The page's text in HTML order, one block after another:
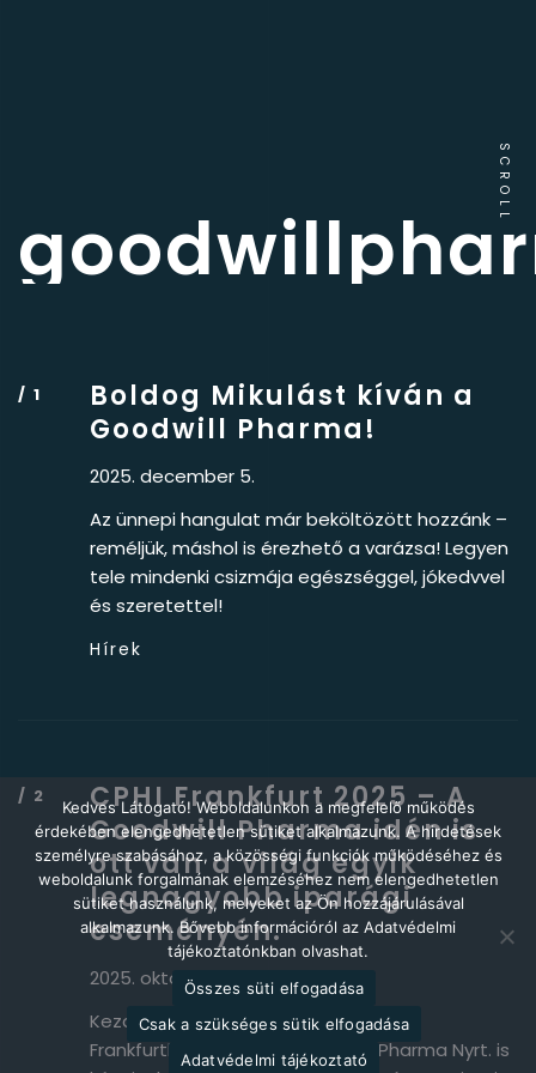
SCROLL
Boldog Mikulást kíván a
Goodwill Pharma!
2025. december 5.
Az ünnepi hangulat már beköltözött hozzánk –
reméljük, máshol is érezhető a varázsa! Legyen
tele mindenki csizmája egészséggel, jókedvvel
és szeretettel!
Hírek
CPHI Frankfurt 2025 – A
Goodwill Pharma idén is
ott van a világ egyik
legnagyobb iparági
eseményén.
2025. október 28.
Kezdetét vette a CPHI 2025 Kiállítás
Frankfurtban, melyen a Goodwill Pharma Nyrt. is
Kedves Látogató! Weboldalunkon a megfelelő működés
érdekében elengedhetetlen sütiket alkalmazunk. A hirdetések
személyre szabásához, a közösségi funkciók működéséhez és
weboldalunk forgalmának elemzéséhez nem elengedhetetlen
sütiket használunk, melyeket az Ön hozzájárulásával
alkalmazunk. Bővebb információról az Adatvédelmi
tájékoztatónkban olvashat.
Összes süti elfogadása
Csak a szükséges sütik elfogadása
Adatvédelmi tájékoztató